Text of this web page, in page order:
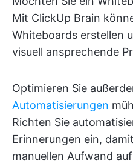
Mit ClickUp Brain
Whiteboards erstellen
visuell ansprechende
Optimieren Sie
Automatisierungen
Richten Sie
Erinnerungen ein,
manuellen Aufwand